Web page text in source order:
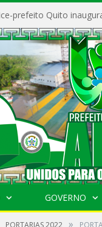
GOVERNO
PORTARIAS 2022 »